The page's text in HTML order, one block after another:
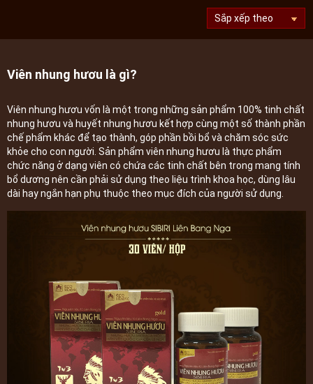
Viên nhung hươu là gì?
Viên nhung hươu vốn là một trong những sản phẩm 100% tinh chất
nhung hươu và huyết nhung hươu kết hợp cùng một số thành phần
chế phẩm khác để tạo thành, góp phần bồi bổ và chăm sóc sức
khỏe cho con người. Sản phẩm viên nhung hươu là thực phẩm
chức năng ở dạng viên có chứa các tinh chất bên trong mang tính
bổ dương nên cần phải sử dụng theo liệu trình khoa học, dùng lâu
dài hay ngắn hạn phụ thuộc theo mục đích của người sử dụng.